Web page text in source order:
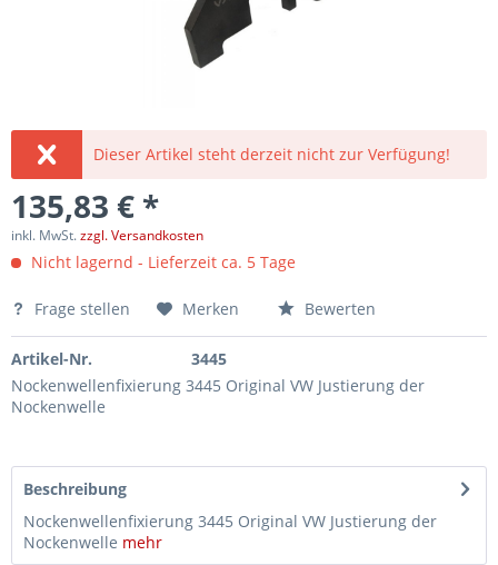
Dieser Artikel steht derzeit nicht zur Verfügung!
135,83 € *
inkl. MwSt.zzgl. Versandkosten
Nicht lagernd - Lieferzeit ca. 5 Tage
Frage stellen Merken Bewerten
Artikel-Nr.
3445
Nockenwellenfixierung 3445 Original VW Justierung der
Nockenwelle
Beschreibung
Nockenwellenfixierung 3445 Original VW Justierung der
Nockenwelle mehr